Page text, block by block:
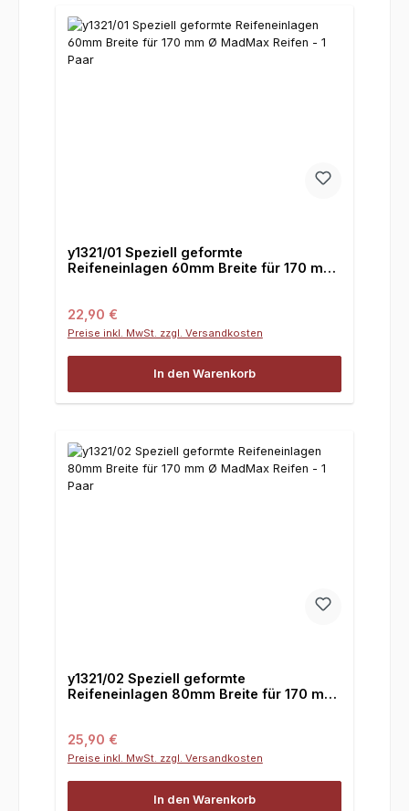
y1321/01 Speziell geformte
Reifeneinlagen 60mm Breite für 170 mm
Regulärer Preis:
22,90 €
Preise inkl. MwSt. zzgl. Versandkosten
In den Warenkorb
y1321/02 Speziell geformte
Reifeneinlagen 80mm Breite für 170 mm
Regulärer Preis:
25,90 €
Preise inkl. MwSt. zzgl. Versandkosten
In den Warenkorb